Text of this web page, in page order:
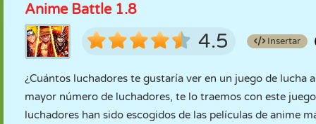
Anime Battle 1.8
4.5 Insertar
¿Cuántos luchadores te gustaría ver en un juego de lucha
mayor número de luchadores, te lo traemos con este
luchadores han sido escogidos de las películas de anime